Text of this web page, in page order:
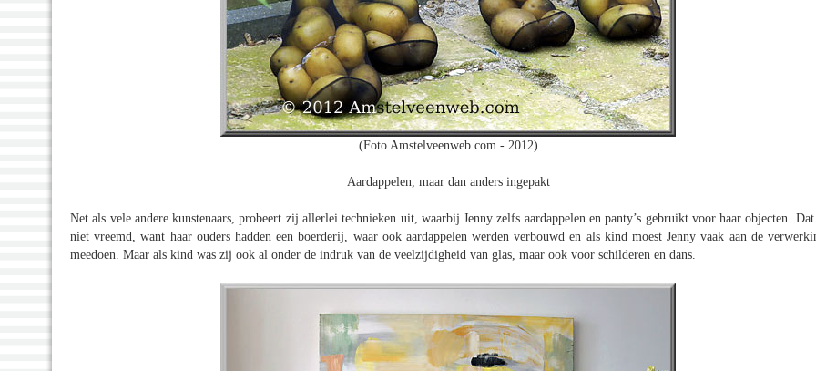
(Foto Amstelveenweb.com - 2012)
Aardappelen, maar dan anders ingepakt
Net als vele andere kunstenaars, probeert zij allerlei technieken uit, waarbij Jenny zelfs aardappelen en panty’s gebruikt voor haar objecten.
niet vreemd, want haar ouders hadden een boerderij, waar ook aardappelen werden verbouwd en als kind moest Jenny vaak aan de
meedoen. Maar als kind was zij ook al onder de indruk van de veelzijdigheid van glas, maar ook voor schilderen en dans.